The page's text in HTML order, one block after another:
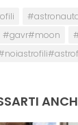
#gavr#moon